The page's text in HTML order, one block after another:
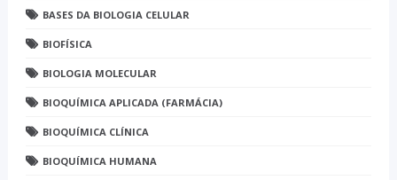
BASES DA BIOLOGIA CELULAR
BIOFÍSICA
BIOLOGIA MOLECULAR
BIOQUÍMICA APLICADA (FARMÁCIA)
BIOQUÍMICA CLÍNICA
BIOQUÍMICA HUMANA